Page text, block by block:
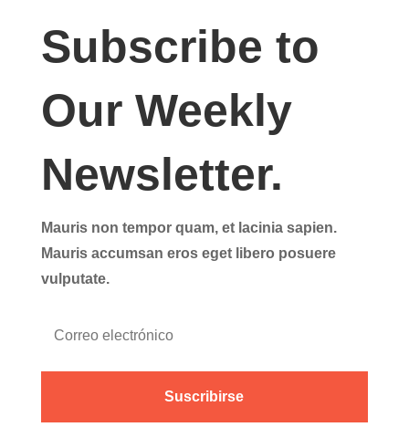
Subscribe to
Our Weekly
Newsletter.
Mauris non tempor quam, et lacinia sapien.
Mauris accumsan eros eget libero posuere
vulputate.
Suscribirse